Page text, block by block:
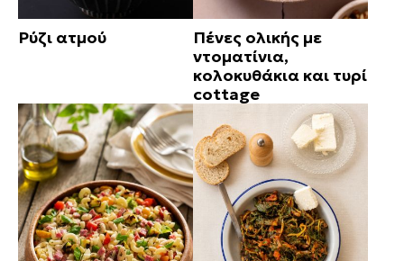
Ρύζι ατμού
Πένες ολικής με
ντοματίνια,
κολοκυθάκια και τυρί
cottage